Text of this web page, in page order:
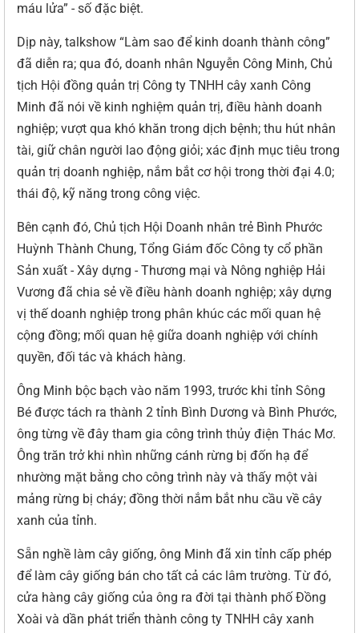
máu lửa” - số đặc biệt.
Dịp này, talkshow “Làm sao để kinh doanh thành công”
đã diễn ra; qua đó, doanh nhân Nguyễn Công Minh, Chủ
tịch Hội đồng quản trị Công ty TNHH cây xanh Công
Minh đã nói về kinh nghiệm quản trị, điều hành doanh
nghiệp; vượt qua khó khăn trong dịch bệnh; thu hút nhân
tài, giữ chân người lao động giỏi; xác định mục tiêu trong
quản trị doanh nghiệp, nắm bắt cơ hội trong thời đại 4.0;
thái độ, kỹ năng trong công việc.
Bên cạnh đó, Chủ tịch Hội Doanh nhân trẻ Bình Phước
Huỳnh Thành Chung, Tổng Giám đốc Công ty cổ phần
Sản xuất - Xây dựng - Thương mại và Nông nghiệp Hải
Vương đã chia sẻ về điều hành doanh nghiệp; xây dựng
vị thế doanh nghiệp trong phân khúc các mối quan hệ
cộng đồng; mối quan hệ giữa doanh nghiệp với chính
quyền, đối tác và khách hàng.
Ông Minh bộc bạch vào năm 1993, trước khi tỉnh Sông
Bé được tách ra thành 2 tỉnh Bình Dương và Bình Phước,
ông từng về đây tham gia công trình thủy điện Thác Mơ.
Ông trăn trở khi nhìn những cánh rừng bị đốn hạ để
nhường mặt bằng cho công trình này và thấy một vài
mảng rừng bị cháy; đồng thời nắm bắt nhu cầu về cây
xanh của tỉnh.
Sẵn nghề làm cây giống, ông Minh đã xin tỉnh cấp phép
để làm cây giống bán cho tất cả các lâm trường. Từ đó,
cửa hàng cây giống của ông ra đời tại thành phố Đồng
Xoài và dần phát triển thành công ty TNHH cây xanh